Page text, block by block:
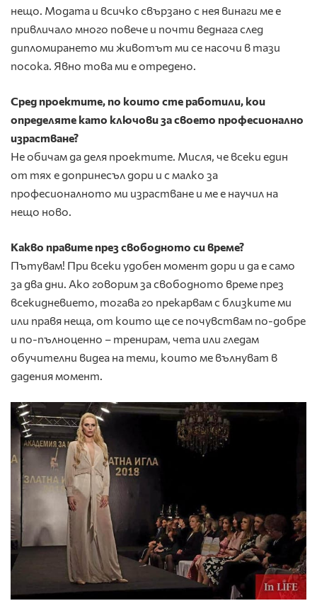
нещо. Модата и всичко свързано с нея винаги ме е
привличало много повече и почти веднага след
дипломирането ми животът ми се насочи в тази
посока. Явно това ми е отредено.
Сред проектите, по които сте работили, кои
определяте като ключови за своето професионално
израстване?
Не обичам да деля проектите. Мисля, че всеки един
от тях е допринесъл дори и с малко за
професионалното ми израстване и ме е научил на
нещо ново.
Какво правите през свободното си време?
Пътувам! При всеки удобен момент дори и да е само
за два дни. Ако говорим за свободното време през
всекидневието, тогава го прекарвам с близките ми
или правя неща, от които ще се почувствам по-добре
и по-пълноценно – тренирам, чета или гледам
обучителни видеа на теми, които ме вълнуват в
дадения момент.